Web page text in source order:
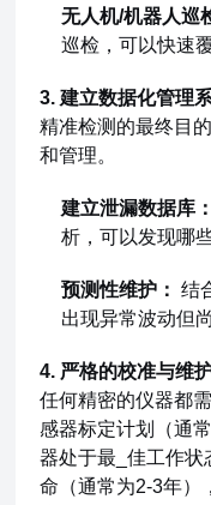
无人机/机器人巡
巡检，可以快速
3. 建立数据化管理
精准检测的最终目
和管理。
建立泄漏数据库：
析，可以发现哪
预测性维护： 结
出现异常波动但
4. 严格的校准与维
任何精密的仪器都
感器标定计划（通
器处于最_佳工作
命（通常为2-3年）